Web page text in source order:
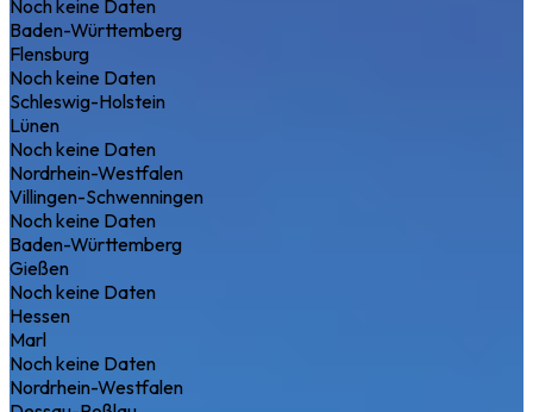
Noch keine Daten
Baden-Württemberg
Flensburg
Noch keine Daten
Schleswig-Holstein
Lünen
Noch keine Daten
Nordrhein-Westfalen
Villingen-Schwenningen
Noch keine Daten
Baden-Württemberg
Gießen
Noch keine Daten
Hessen
Marl
Noch keine Daten
Nordrhein-Westfalen